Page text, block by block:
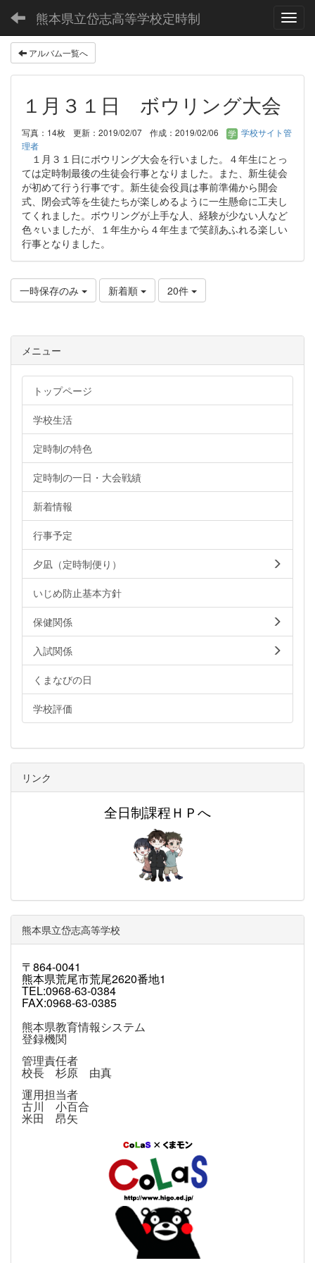
熊本県立岱志高等学校定時制
アルバム一覧へ
１月３１日 ボウリング大会
写真：14枚 更新：2019/02/07 作成：2019/02/06
学校サイト管
理者
１月３１日にボウリング大会を行いました。４年生にとっ
ては定時制最後の生徒会行事となりました。また、新生徒会
が初めて行う行事です。新生徒会役員は事前準備から開会
式、閉会式等を生徒たちが楽しめるように一生懸命に工夫し
てくれました。ボウリングが上手な人、経験が少ない人など
色々いましたが、１年生から４年生まで笑顔あふれる楽しい
行事となりました。
一時保存のみ 新着順 20件
メニュー
トップページ
学校生活
定時制の特色
定時制の一日・大会戦績
新着情報
行事予定
夕凪（定時制便り）
いじめ防止基本方針
保健関係
入試関係
くまなびの日
学校評価
リンク
全日制課程ＨＰへ
熊本県立岱志高等学校
〒864-0041
熊本県荒尾市荒尾2620番地1
TEL:0968-63-0384
FAX:0968-63-0385
熊本県教育情報システム
登録機関
管理責任者
校長 杉原 由真
運用担当者
古川 小百合
米田 昂矢